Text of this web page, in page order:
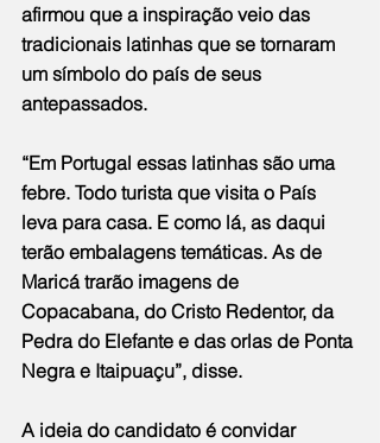
afirmou que a inspiração veio das
tradicionais latinhas que se tornaram
um símbolo do país de seus
antepassados.
“Em Portugal essas latinhas são uma
febre. Todo turista que visita o País
leva para casa. E como lá, as daqui
terão embalagens temáticas. As de
Maricá trarão imagens de
Copacabana, do Cristo Redentor, da
Pedra do Elefante e das orlas de Ponta
Negra e Itaipuaçu”, disse.
A ideia do candidato é convidar